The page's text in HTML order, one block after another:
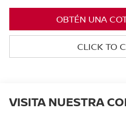
OBTÉN UNA
CLICK TO
VISITA NUESTRA